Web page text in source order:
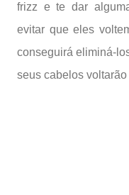
frizz e te dar
evitar que eles
conseguirá eliminá-
seus cabelos